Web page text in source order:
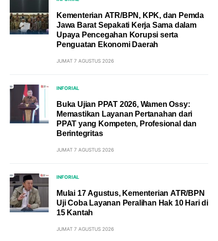
Kementerian ATR/BPN, KPK, dan Pemda
Jawa Barat Sepakati Kerja Sama dalam
Upaya Pencegahan Korupsi serta
Penguatan Ekonomi Daerah
JUMAT 7 AGUSTUS 2026
INFORIAL
Buka Ujian PPAT 2026, Wamen Ossy:
Memastikan Layanan Pertanahan dari
PPAT yang Kompeten, Profesional dan
Berintegritas
JUMAT 7 AGUSTUS 2026
INFORIAL
Mulai 17 Agustus, Kementerian ATR/BPN
Uji Coba Layanan Peralihan Hak 10 Hari di
15 Kantah
JUMAT 7 AGUSTUS 2026